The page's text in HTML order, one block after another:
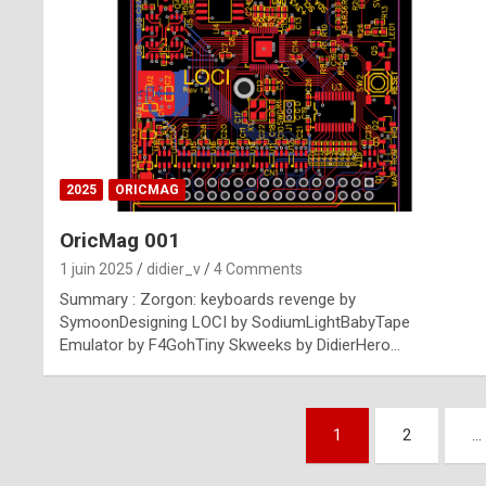
2025 ORICMAG
OricMag 001
1 juin 2025 didier_v 4 Comments
Summary : Zorgon: keyboards revenge by
SymoonDesigning LOCI by SodiumLightBabyTape
Emulator by F4GohTiny Skweeks by DidierHero…
1 2 …